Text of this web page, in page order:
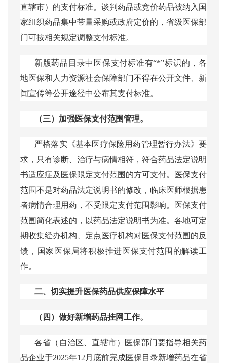
直辖市）的支付标准。谈判药品或竞价药品被纳入国
家组织药品集中带量采购或政府定价的，省级医保部
门可按相关规定调整支付标准。
新版药品目录中医保支付标准有“*”标识的，各
地医保和人力资源社会保障部门不得在公开文件、新
闻宣传等公开途径中公布其支付标准。
（三）加强医保支付范围管理。
严格落实《基本医疗保险用药管理暂行办法》要
求，只有诊断、治疗与病情相符，符合药品法定说明
书适应症及医保限定支付范围的方可支付。医保支付
范围不是对药品法定说明书的修改，临床医师根据患
者病情合理用药，不受限定支付范围影响。医保支付
范围简化表述的，以药品法定说明书为准。各地可定
期收集经办机构、定点医疗机构对医保支付范围的反
馈，国家医保局将积极推进医保支付范围的解读工
作。
二、切实提升医保药品供应保障水平
（四）做好新增药品挂网工作。
各省（自治区、直辖市）医保部门要指导相关药
品企业于2025年12月底前完成医保目录新增药品在省